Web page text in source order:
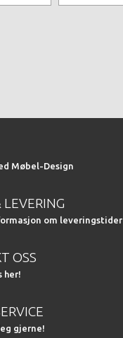
Møbel-Design
LEVERING
om leveringstider
OSS
her!
gjerne!